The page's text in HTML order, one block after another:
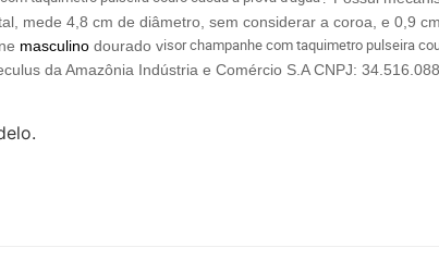
mede 4,8 cm de diâmetro, sem considerar a coroa, e 0,9
masculino dourado visor champanhe com taquimetro pulseira c
da Amazônia Indústria e Comércio S.A CNPJ: